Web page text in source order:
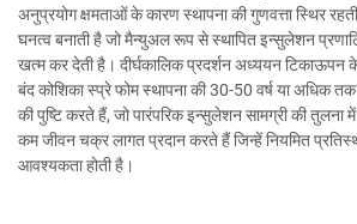
अनुप्रयोग क्षमताओं के कारण स्थापना की गुणवत्ता स्थिर
घनत्व बनाती है जो मैन्युअल रूप से स्थापित इन्सुलेशन
खत्म कर देती है। दीर्घकालिक प्रदर्शन अध्ययन टिकाऊपन
बंद कोशिका स्प्रे फोम स्थापना की 30-50 वर्ष या अधिक
की पुष्टि करते हैं, जो पारंपरिक इन्सुलेशन सामग्री की तुलना
कम जीवन चक्र लागत प्रदान करते हैं जिन्हें नियमित
आवश्यकता होती है।